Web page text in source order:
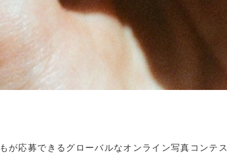
が応募できるグローバルなオンライン写真コンテス